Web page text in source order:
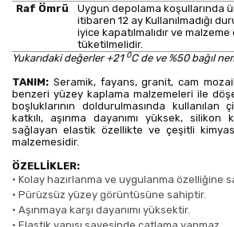
Raf Ömrü
Uygun depolama koşullarında
itibaren 12 ay Kullanılmadığı
iyice kapatılmalıdır ve
tüketilmelidir.
Yukarıdaki değerler +210C de ve %50 bağıl
TANIM: Seramik, fayans, granit, cam
benzeri yüzey kaplama malzemeleri ile
boşluklarının doldurulmasında kullanılan
katkılı, aşınma dayanımı yüksek, silikon
sağlayan elastik özellikte ve çeşitli
malzemesidir.
ÖZELLİKLER:
• Kolay hazırlanma ve uygulanma özelliğine
• Pürüzsüz yüzey görüntüsüne sahiptir.
• Aşınmaya karşı dayanımı yüksektir.